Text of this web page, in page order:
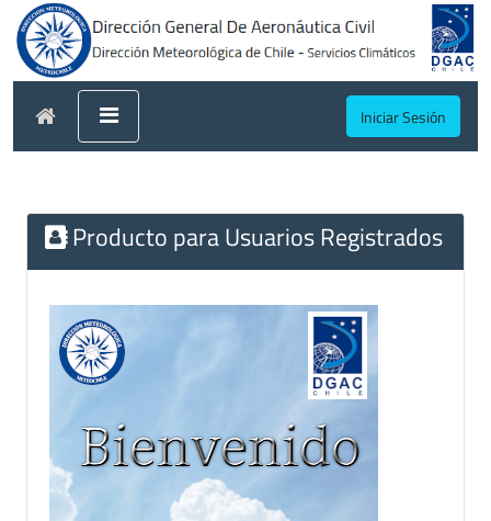
Iniciar Sesión
Producto para Usuarios Registrados